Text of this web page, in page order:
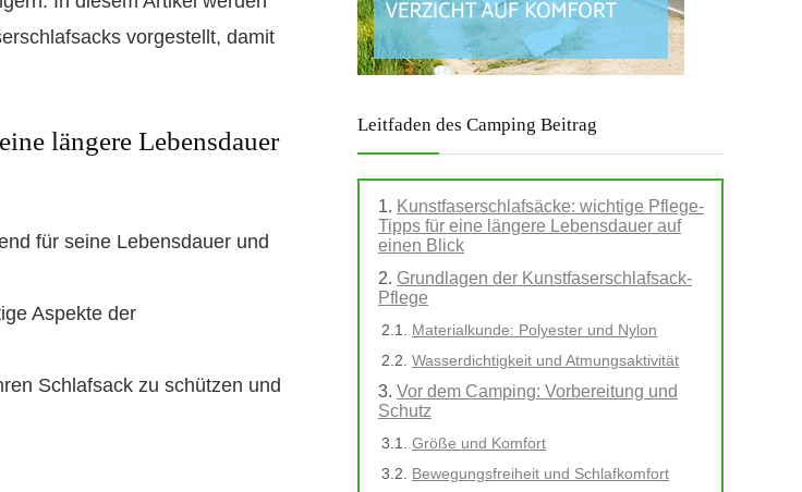
vorgestellt, damit
längere Lebensdauer
für seine Lebensdauer und
Aspekte der
Schlafsack zu schützen und
Leitfaden des Camping Beitrag
Kunstfaserschlafsäcke: wichtige Pflege-
Tipps für eine längere Lebensdauer auf
einen Blick
Grundlagen der Kunstfaserschlafsack-
Pflege
Materialkunde: Polyester und Nylon
Wasserdichtigkeit und Atmungsaktivität
Vor dem Camping: Vorbereitung und
Schutz
Größe und Komfort
Bewegungsfreiheit und Schlafkomfort